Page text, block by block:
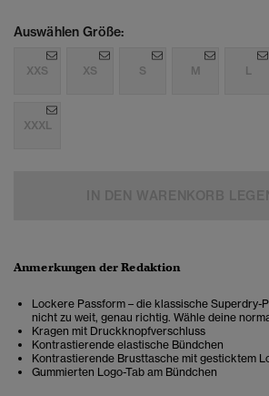
Auswählen Größe:
XXS XS S M L
XXXL
Anmerkungen der Redaktion
Lockere Passform – die klassische Superdry-
nicht zu weit, genau richtig. Wähle deine
Kragen mit Druckknopfverschluss
Kontrastierende elastische Bündchen
Kontrastierende Brusttasche mit gesticktem
Gummierten Logo-Tab am Bündchen